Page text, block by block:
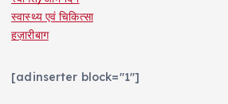
स्वास्थ्य एवं चिकित्सा
हज़ारीबाग
[adinserter block="1"]